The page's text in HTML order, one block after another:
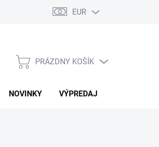
EUR
NÁKUPNÝ
PRÁZDNY KOŠÍK
NOVINKY VÝPREDAJ